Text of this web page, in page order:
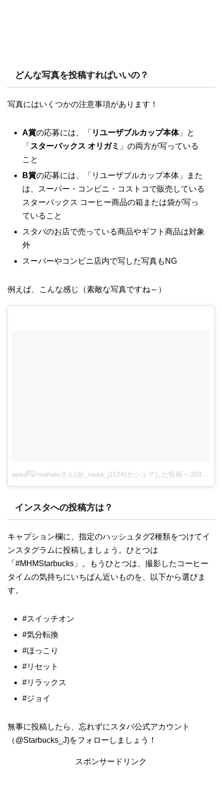
どんな写真を投稿すればいいの？
写真にはいくつかの注意事項があります！
A賞の応募には、「 リユーザブルカップ本体」と
「 スターバックス オリガミ 」の両方が写っている
こと
B賞の応募には、「リユーザブルカップ本体」また
は、スーパー・コンビニ・コストコで販売している
スターバックス コーヒー商品の箱または袋が写っ
ていること
スタバのお店で売っている商品やギフト商品は対象
外
スーパーやコンビニ店内で写した写真もNG
例えば、こんな感じ（素敵な写真ですね～）
aya🌈🐷mahaloさん(@_naaa_j1124)がシェアした投稿 – 2017 9月 14 6:16午後 PDT
インスタへの投稿方は？
キャプション欄に、指定のハッシュタグ2種類をつけてイ
ンスタグラムに投稿しましょう。ひとつは
「#MHMStarbucks」。もうひとつは、撮影したコーヒー
タイムの気持ちにいちばん近いものを、以下から選びま
す。
#スイッチオン
#気分転換
#ほっこり
#リセット
#リラックス
#ジョイ
無事に投稿したら、忘れずにスタバ公式アカウント
（@Starbucks_J)をフォローしましょう！
スポンサードリンク